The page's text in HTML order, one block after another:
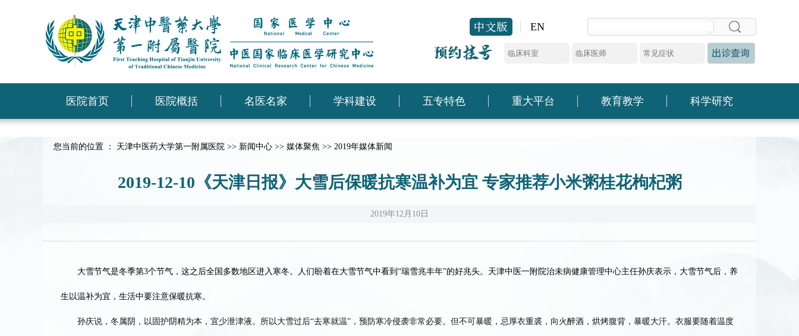
EN
医院首页 医院概括 名医名家 学科建设 五专特色 重大平台 教育教学 科学研究
您当前的位置 ： 天津中医药大学第一附属医院 >> 新闻中心 >> 媒体聚焦 >> 2019年媒体新闻
2019-12-10《天津日报》大雪后保暖抗寒温补为宜 专家推荐小米粥桂花枸杞粥
2019年12月10日
大雪节气是冬季第3个节气，这之后全国多数地区进入寒冬。人们盼着在大雪节气中看到“瑞雪兆丰年”的好兆头。天津中医一附院治未病健康管理中心主任孙庆表示，大雪节气后，养
生以温补为宜，生活中要注意保暖抗寒。
孙庆说，冬属阴，以固护阴精为本，宜少泄津液。所以大雪过后“去寒就温”，预防寒冷侵袭非常必要。但不可暴暖，忌厚衣重裘，向火醉酒，烘烤腹背，暴暖大汗。衣服要随着温度